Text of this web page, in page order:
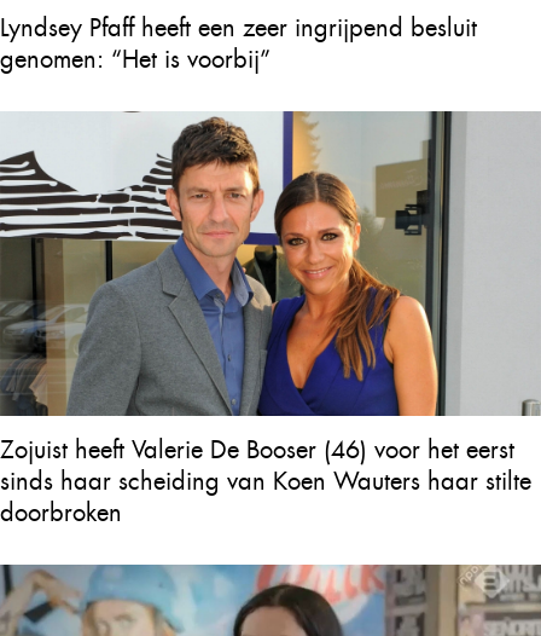
Lyndsey Pfaff heeft een zeer ingrijpend besluit
genomen: “Het is voorbij”
Zojuist heeft Valerie De Booser (46) voor het eerst
sinds haar scheiding van Koen Wauters haar stilte
doorbroken